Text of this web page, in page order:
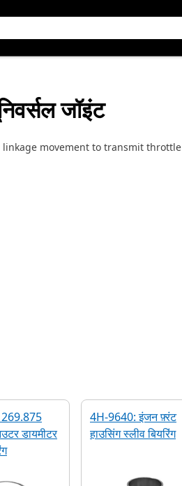
जॉइंट
movement to transmit throttle
डायमीटर
4H-9640: इंजन फ़्रंट
हाउसिंग स्लीव बियरिंग